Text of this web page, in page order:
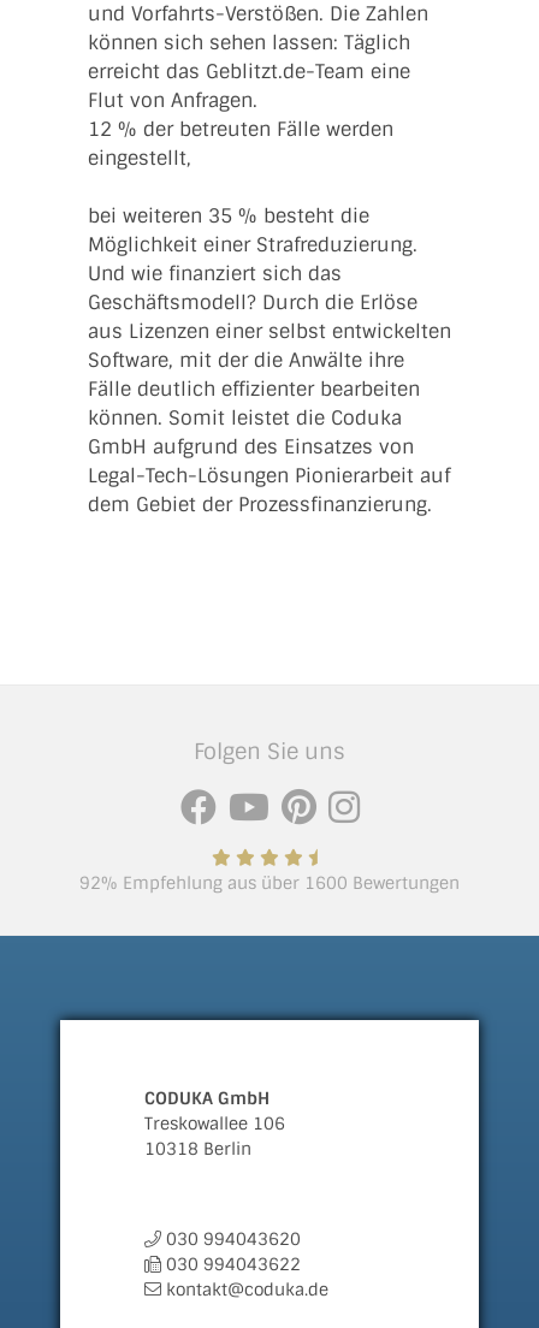
und Vorfahrts-Verstößen. Die Zahlen
können sich sehen lassen: Täglich
erreicht das Geblitzt.de-Team eine
Flut von Anfragen.
12 % der betreuten Fälle werden
eingestellt,
bei weiteren 35 % besteht die
Möglichkeit einer Strafreduzierung.
Und wie finanziert sich das
Geschäftsmodell? Durch die Erlöse
aus Lizenzen einer selbst entwickelten
Software, mit der die Anwälte ihre
Fälle deutlich effizienter bearbeiten
können. Somit leistet die Coduka
GmbH aufgrund des Einsatzes von
Legal-Tech-Lösungen Pionierarbeit auf
dem Gebiet der Prozessfinanzierung.
Folgen Sie uns
92% Empfehlung aus über 1600 Bewertungen
CODUKA GmbH
Treskowallee 106
10318 Berlin
030 994043620
030 994043622
kontakt@coduka.de